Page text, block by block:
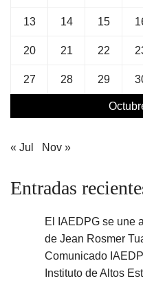
13 14 15
20 21 22
27 28 29
« Jul Nov »
Entradas
El IAEDPG se une
de Jean Rosmer
Comunicado
Instituto de Altos